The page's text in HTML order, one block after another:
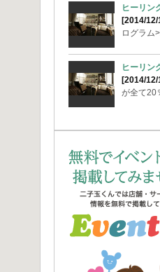
ヒーリン
[2014/12/
ログラム
ヒーリン
[2014/12/
が全て20